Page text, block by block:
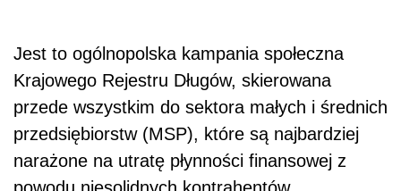
Jest to ogólnopolska kampania społeczna
Krajowego Rejestru Długów, skierowana
przede wszystkim do sektora małych i średnich
przedsiębiorstw (MSP), które są najbardziej
narażone na utratę płynności finansowej z